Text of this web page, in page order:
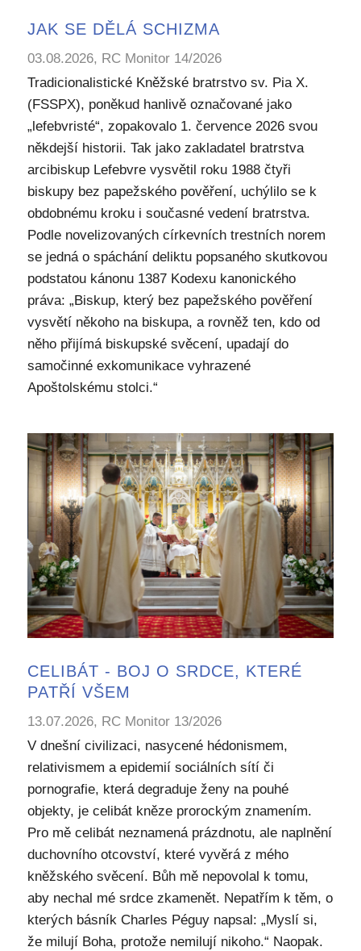
JAK SE DĚLÁ SCHIZMA
03.08.2026, RC Monitor 14/2026
Tradicionalistické Kněžské bratrstvo sv. Pia X.
(FSSPX), poněkud hanlivě označované jako
„lefebvristé“, zopakovalo 1. července 2026 svou
někdejší historii. Tak jako zakladatel bratrstva
arcibiskup Lefebvre vysvětil roku 1988 čtyři
biskupy bez papežského pověření, uchýlilo se k
obdobnému kroku i současné vedení bratrstva.
Podle novelizovaných církevních trestních norem
se jedná o spáchání deliktu popsaného skutkovou
podstatou kánonu 1387 Kodexu kanonického
práva: „Biskup, který bez papežského pověření
vysvětí někoho na biskupa, a rovněž ten, kdo od
něho přijímá biskupské svěcení, upadají do
samočinné exkomunikace vyhrazené
Apoštolskému stolci.“
CELIBÁT - BOJ O SRDCE, KTERÉ
PATŘÍ VŠEM
13.07.2026, RC Monitor 13/2026
V dnešní civilizaci, nasycené hédonismem,
relativismem a epidemií sociálních sítí či
pornografie, která degraduje ženy na pouhé
objekty, je celibát kněze prorockým znamením.
Pro mě celibát neznamená prázdnotu, ale naplnění
duchovního otcovství, které vyvěrá z mého
kněžského svěcení. Bůh mě nepovolal k tomu,
aby nechal mé srdce zkamenět. Nepatřím k těm, o
kterých básník Charles Péguy napsal: „Myslí si,
že milují Boha, protože nemilují nikoho.“ Naopak.